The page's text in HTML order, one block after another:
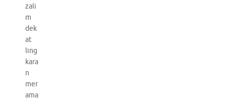
zali
m
dek
at
ling
kara
n
mer
ama